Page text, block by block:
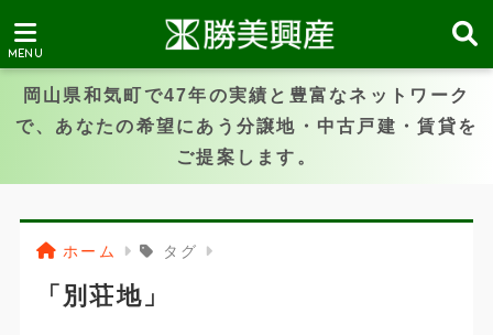
岡山県和気町で47年の実績と豊富なネットワーク
で、あなたの希望にあう分譲地・中古戸建・賃貸を
ご提案します。
ホーム タグ
「別荘地」